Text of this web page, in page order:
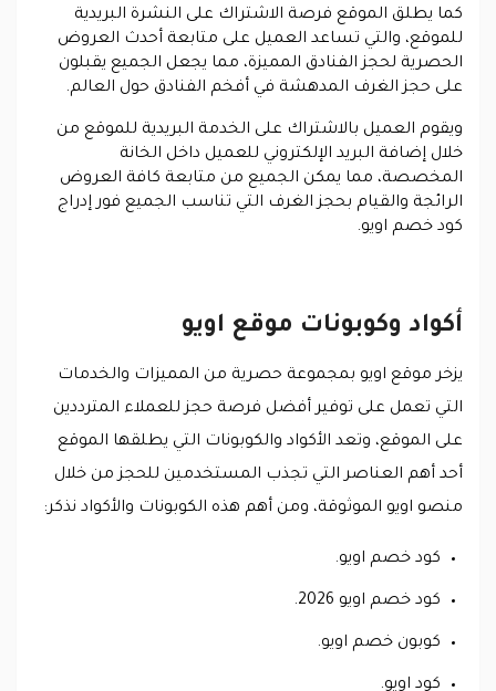
كما يطلق الموقع فرصة الاشتراك على النشرة البريدية
للموقع، والتي تساعد العميل على متابعة أحدث العروض
الحصرية لحجز الفنادق المميزة، مما يجعل الجميع يقبلون
على حجز الغرف المدهشة في أفخم الفنادق حول العالم.
ويقوم العميل بالاشتراك على الخدمة البريدية للموقع من
خلال إضافة البريد الإلكتروني للعميل داخل الخانة
المخصصة، مما يمكن الجميع من متابعة كافة العروض
الرائجة والقيام بحجز الغرف التي تناسب الجميع فور إدراج
كود خصم اويو.
أكواد وكوبونات موقع اويو
يزخر موقع اويو بمجموعة حصرية من المميزات والخدمات
التي تعمل على توفير أفضل فرصة حجز للعملاء المترددين
على الموقع، وتعد الأكواد والكوبونات التي يطلقها الموقع
أحد أهم العناصر التي تجذب المستخدمين للحجز من خلال
منصو اويو الموثوقة، ومن أهم هذه الكوبونات والأكواد نذكر:
كود خصم اويو.
كود خصم اويو 2026.
كوبون خصم اويو.
كود اويو.